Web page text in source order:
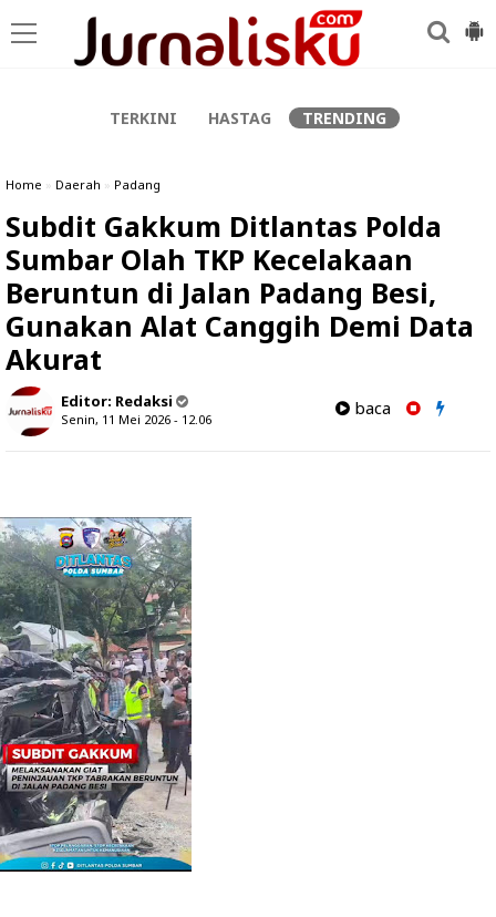
TERKINI HASTAG TRENDING
Home » Daerah » Padang
Subdit Gakkum Ditlantas Polda
Sumbar Olah TKP Kecelakaan
Beruntun di Jalan Padang Besi,
Gunakan Alat Canggih Demi Data
Akurat
Editor: Redaksi
Senin, 11 Mei 2026 - 12.06
baca